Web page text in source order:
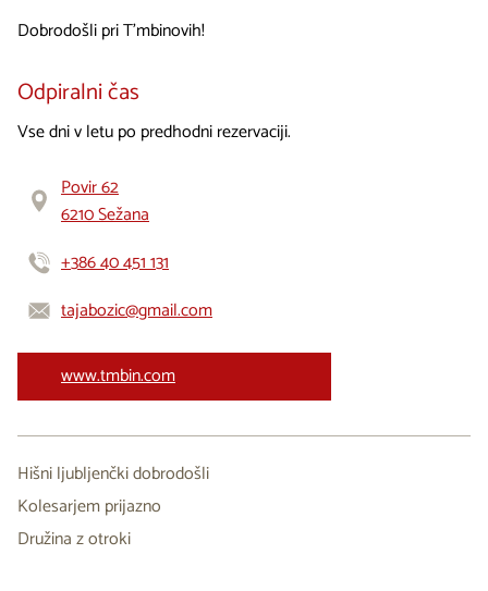
Dobrodošli pri T'mbinovih!
Odpiralni čas
Vse dni v letu po predhodni rezervaciji.
Povir 62
6210 Sežana
+386 40 451 131
tajabozic@gmail.com
www.tmbin.com
Hišni ljubljenčki dobrodošli
Kolesarjem prijazno
Družina z otroki